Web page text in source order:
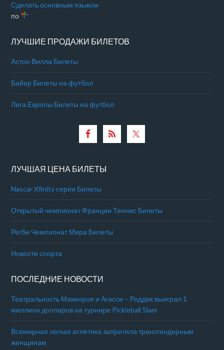
Сделать основным языком
по
ЛУЧШИЕ ПРОДАЖИ БИЛЕТОВ
Астон Вилла Билеты
Байер Билеты на футбол
Лига Европы Билеты на футбол
ЛУЧШАЯ ЦЕНА БИЛЕТЫ
Nascar Xfinity серии Билеты
Открытый чемпионат Франции Теннис Билеты
Регби Чемпионат Мира Билеты
Новости спорта
ПОСЛЕДНИЕ НОВОСТИ
Театральность Макинроя и Агасси – Роддик выиграл 1
миллион долларов на турнире Pickleball Slam
Всемирная легкая атлетика запретила трансгендерным
женщинам